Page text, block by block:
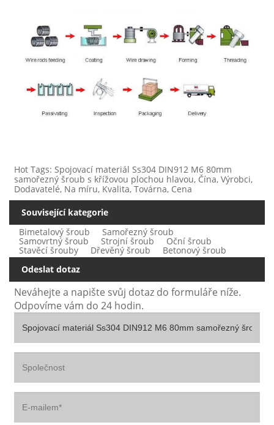
Hot Tags: Spojovací materiál Ss304 DIN912 M6 80mm
samořezný šroub s křížovou plochou hlavou, Čína, Výrobci,
Dodavatelé, Na míru, Kvalita, Továrna, Cena
Související kategorie
Bimetalový šroub
Samořezný šroub
Samovrtný šroub Strojní šroub Oční šroub
Stavěcí šrouby Dřevěný šroub
Betonový šroub
Odeslat dotaz
Neváhejte a napište svůj dotaz do formuláře níže.
Odpovíme vám do 24 hodin.